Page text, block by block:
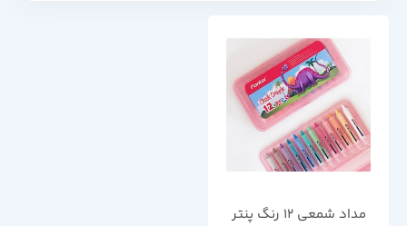
مداد شمعی 12 رنگ پنتر